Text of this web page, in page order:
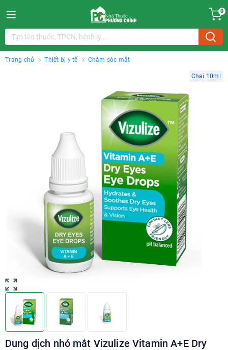
0
Trang chủ Thiết bị y tế Chăm sóc mắt
Chai 10ml
Dung dịch nhỏ mắt Vizulize Vitamin A+E Dry